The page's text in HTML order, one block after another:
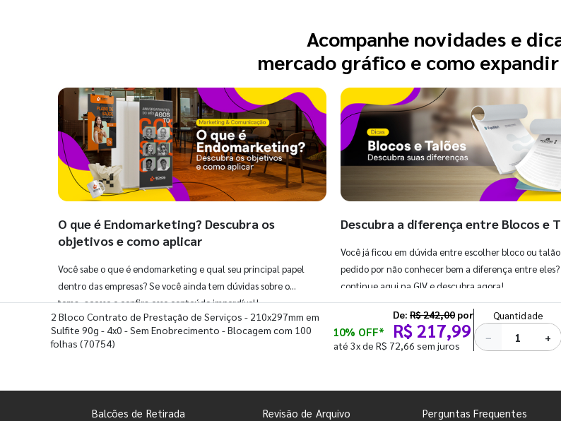
Acompanhe novidades e
mercado gráfico e como
O que é Endomarketing? Descubra os
objetivos e como aplicar
Você sabe o que é endomarketing e qual seu principal papel
dentro das empresas? Se você ainda tem dúvidas sobre o
tema, acesse e confira esse conteúdo imperdível!
Descubra a diferença entre Blocos e
Você já ficou em dúvida entre escolher bloco ou
pedido por não conhecer bem a diferença entre eles?
continue aqui na GIV e descubra agora!
2 Bloco Contrato de Prestação de Serviços - 210x297mm em
Sulfite 90g - 4x0 - Sem Enobrecimento - Blocagem com 100
folhas (70754)
10% OFF*
De: R$ 242,00 por
R$ 217,99
até 3x de R$ 72,66 sem juros
Quantidade
− +
Balcões de Retirada Revisão de Arquivo Perguntas Frequentes